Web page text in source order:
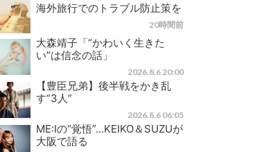
海外旅行でのトラブル防止策を
20時間前
大森靖子「“かわいく生きた
い”は信念の話」
2026.8.6 20:00
【豊臣兄弟】後半戦をかき乱
す“3人”
2026.8.6 06:05
ME:Iの“覚悟”…KEIKO＆SUZUが
大阪で語る